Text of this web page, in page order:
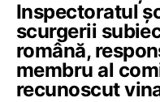
Inspectoratul
scurgerii
română,
membru al
recunoscut